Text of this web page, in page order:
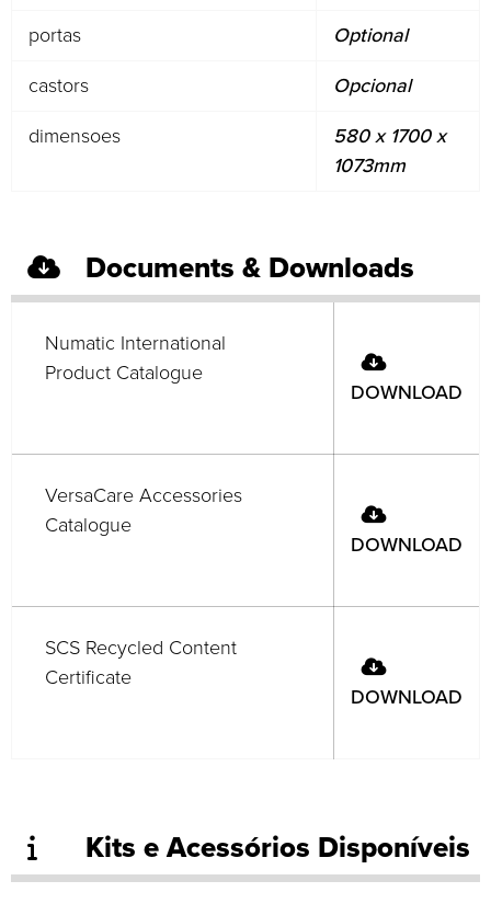
portas Optional
castors Opcional
dimensoes
580 x 1700 x
1073mm
Documents & Downloads
Numatic International
Product Catalogue
DOWNLOAD
VersaCare Accessories
Catalogue
DOWNLOAD
SCS Recycled Content
Certificate
DOWNLOAD
Kits e Acessórios Disponíveis